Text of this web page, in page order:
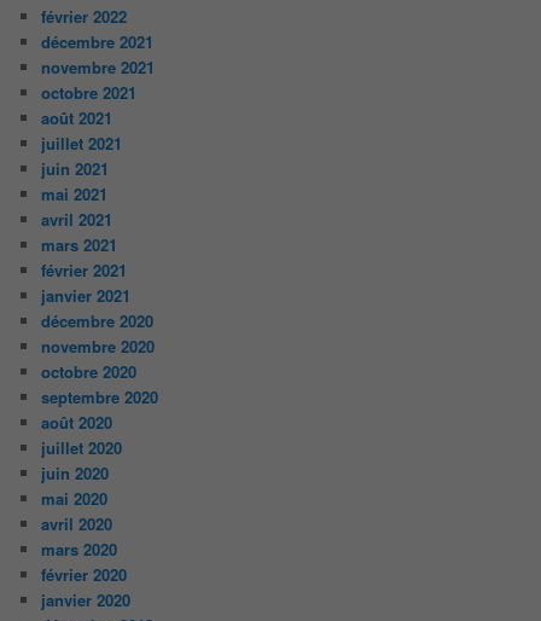
février 2022
décembre 2021
novembre 2021
octobre 2021
août 2021
juillet 2021
juin 2021
mai 2021
avril 2021
mars 2021
février 2021
janvier 2021
décembre 2020
novembre 2020
octobre 2020
septembre 2020
août 2020
juillet 2020
juin 2020
mai 2020
avril 2020
mars 2020
février 2020
janvier 2020